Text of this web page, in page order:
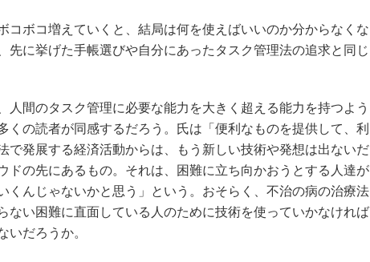
ボコ増えていくと、結局は何を使えばいいのか分からなくな
先に挙げた手帳選びや自分にあったタスク管理法の追求と同じ
間のタスク管理に必要な能力を大きく超える能力を持つよう
くの読者が同感するだろう。氏は「便利なものを提供して、利
で発展する経済活動からは、もう新しい技術や発想は出ないだ
ドの先にあるもの。それは、困難に立ち向かおうとする人達が
くんじゃないかと思う」という。おそらく、不治の病の治療法
ない困難に直面している人のために技術を使っていかなければ
いだろうか。